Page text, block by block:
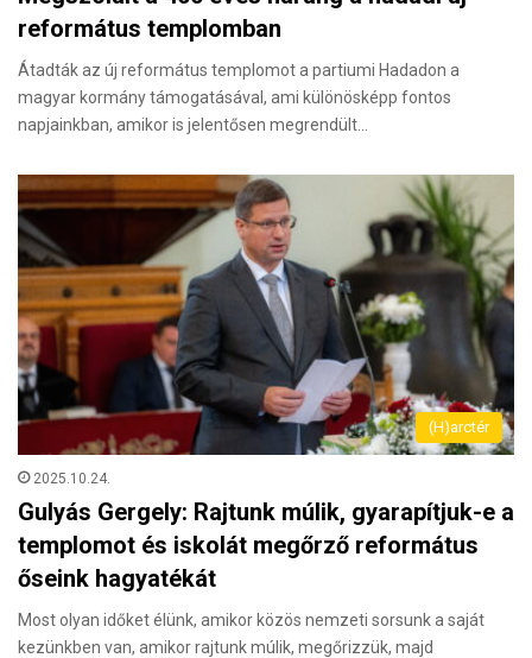
református templomban
Átadták az új református templomot a partiumi Hadadon a
magyar kormány támogatásával, ami különösképp fontos
napjainkban, amikor is jelentősen megrendült…
(H)arctér
2025.10.24.
Gulyás Gergely: Rajtunk múlik, gyarapítjuk-e a
templomot és iskolát megőrző református
őseink hagyatékát
Most olyan időket élünk, amikor közös nemzeti sorsunk a saját
kezünkben van, amikor rajtunk múlik, megőrizzük, majd